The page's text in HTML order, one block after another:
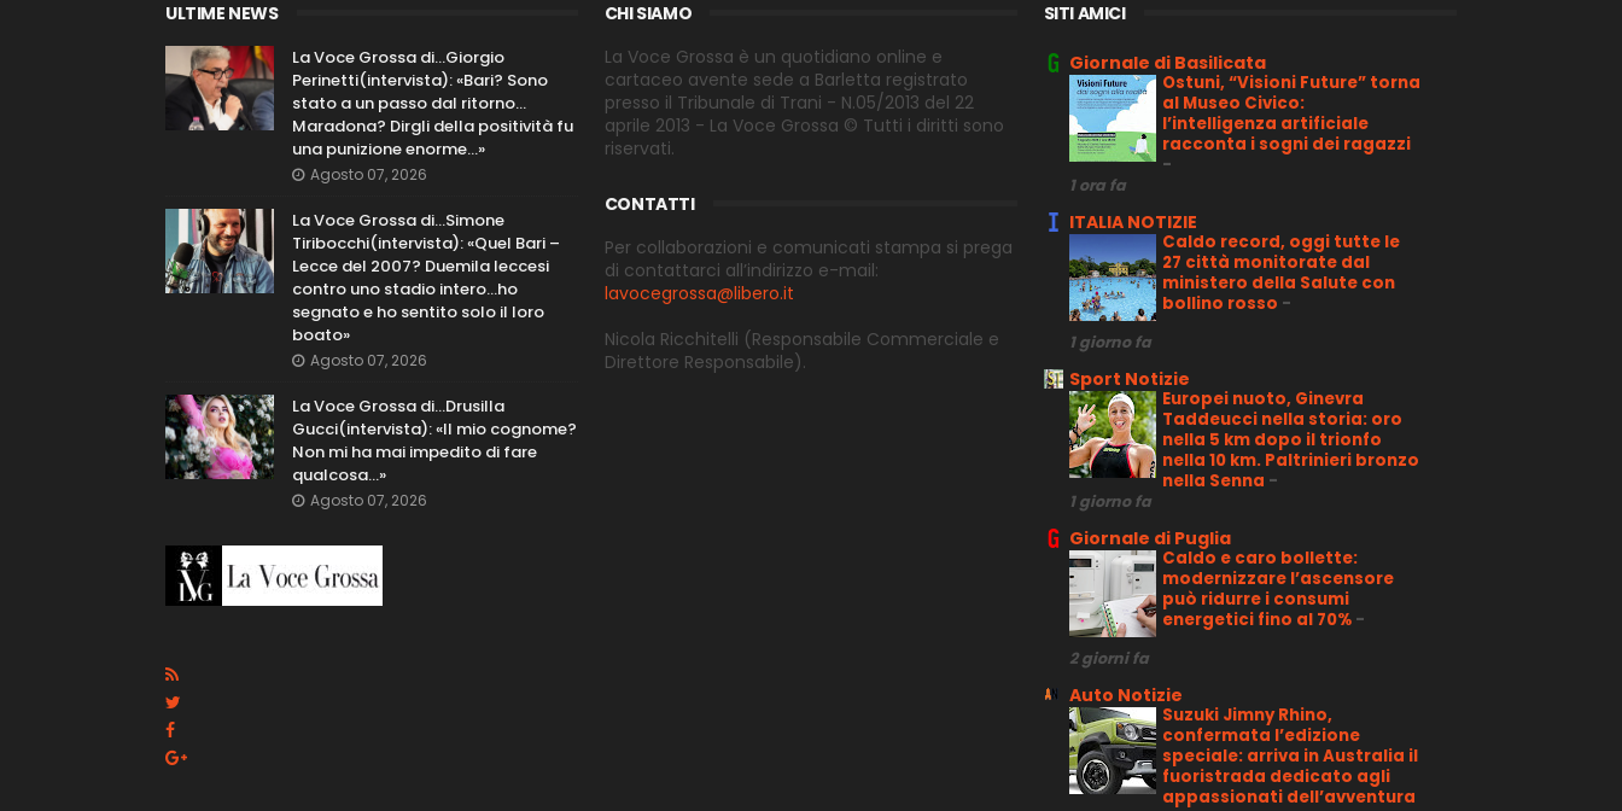
ULTIME NEWS
La Voce Grossa di…Giorgio
Perinetti(intervista): «Bari? Sono
stato a un passo dal ritorno...
Maradona? Dirgli della positività fu
una punizione enorme…»
Agosto 07, 2026
La Voce Grossa di…Simone
Tiribocchi(intervista): «Quel Bari –
Lecce del 2007? Duemila leccesi
contro uno stadio intero...ho
segnato e ho sentito solo il loro
boato»
Agosto 07, 2026
La Voce Grossa di…Drusilla
Gucci(intervista): «Il mio cognome?
Non mi ha mai impedito di fare
qualcosa…»
Agosto 07, 2026
CHI SIAMO
La Voce Grossa è un quotidiano online e
cartaceo avente sede a Barletta registrato
presso il Tribunale di Trani - N.05/2013 del 22
aprile 2013 - La Voce Grossa © Tutti i diritti sono
riservati.
CONTATTI
Per collaborazioni e comunicati stampa si prega
di contattarci all’indirizzo e-mail:
lavocegrossa@libero.it
Nicola Ricchitelli (Responsabile Commerciale e
Direttore Responsabile).
SITI AMICI
Giornale di Basilicata
Ostuni, “Visioni Future” torna
al Museo Civico:
l’intelligenza artificiale
racconta i sogni dei ragazzi
-
1 ora fa
ITALIA NOTIZIE
Caldo record, oggi tutte le
27 città monitorate dal
ministero della Salute con
bollino rosso -
1 giorno fa
Sport Notizie
Europei nuoto, Ginevra
Taddeucci nella storia: oro
nella 5 km dopo il trionfo
nella 10 km. Paltrinieri bronzo
nella Senna -
1 giorno fa
Giornale di Puglia
Caldo e caro bollette:
modernizzare l’ascensore
può ridurre i consumi
energetici fino al 70% -
2 giorni fa
Auto Notizie
Suzuki Jimny Rhino,
confermata l’edizione
speciale: arriva in Australia il
fuoristrada dedicato agli
appassionati dell’avventura